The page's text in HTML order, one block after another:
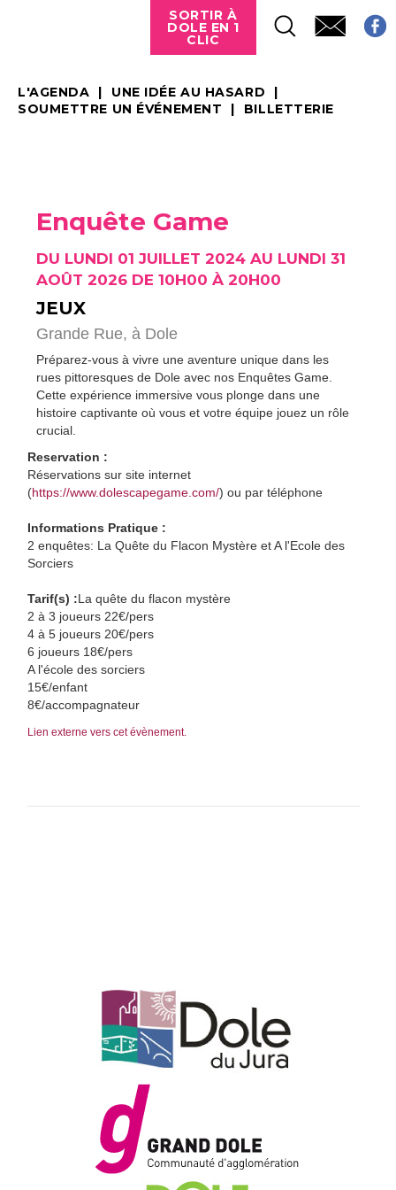
SORTIR À
DOLE EN 1
CLIC
L'AGENDA
UNE IDÉE AU HASARD
SOUMETTRE UN ÉVÉNEMENT
BILLETTERIE
Enquête Game
DU LUNDI 01 JUILLET 2024 AU LUNDI 31
AOÛT 2026 DE 10H00 À 20H00
JEUX
Grande Rue, à Dole
Préparez-vous à vivre une aventure unique dans les
rues pittoresques de Dole avec nos Enquêtes Game.
Cette expérience immersive vous plonge dans une
histoire captivante où vous et votre équipe jouez un rôle
crucial.
Reservation :
Réservations sur site internet
(https://www.dolescapegame.com/) ou par téléphone
Informations Pratique :
2 enquêtes: La Quête du Flacon Mystère et A l'Ecole des
Sorciers
Tarif(s) :La quête du flacon mystère
2 à 3 joueurs 22€/pers
4 à 5 joueurs 20€/pers
6 joueurs 18€/pers
A l'école des sorciers
15€/enfant
8€/accompagnateur
Lien externe vers cet évènement.